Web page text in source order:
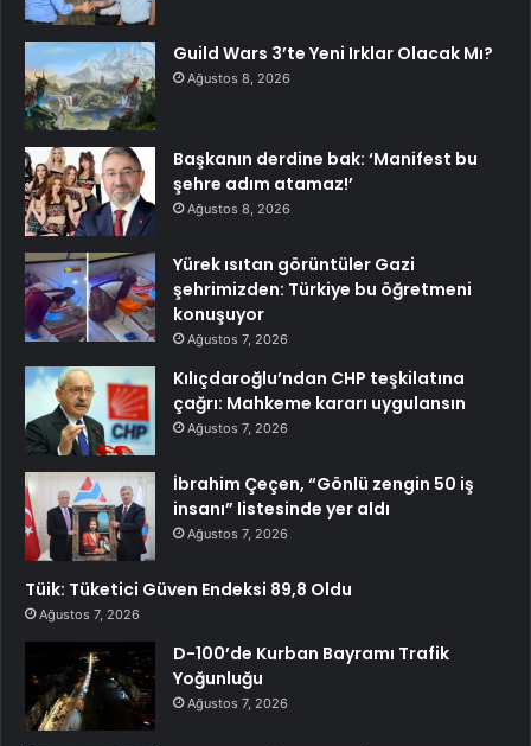
Guild Wars 3’te Yeni Irklar Olacak Mı?
Ağustos 8, 2026
Başkanın derdine bak: ‘Manifest bu
şehre adım atamaz!’
Ağustos 8, 2026
Yürek ısıtan görüntüler Gazi
şehrimizden: Türkiye bu öğretmeni
konuşuyor
Ağustos 7, 2026
Kılıçdaroğlu’ndan CHP teşkilatına
çağrı: Mahkeme kararı uygulansın
Ağustos 7, 2026
İbrahim Çeçen, “Gönlü zengin 50 iş
insanı” listesinde yer aldı
Ağustos 7, 2026
Tüik: Tüketici Güven Endeksi 89,8 Oldu
Ağustos 7, 2026
D-100’de Kurban Bayramı Trafik
Yoğunluğu
Ağustos 7, 2026